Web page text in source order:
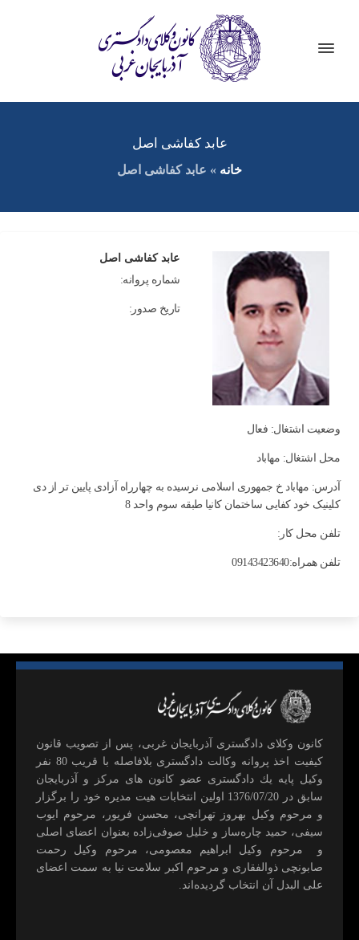
عابد کفاشی اصل
خانه » عابد کفاشی اصل
عابد کفاشی اصل
شماره پروانه:
تاریخ صدور:
وضعیت اشتغال: فعال
محل اشتغال: مهاباد
آدرس: مهاباد خ جمهوری اسلامی نرسیده به چهارراه آزادی پایین تر از دی
کلینیک خود کفایی ساختمان کانیا طبقه سوم واحد 8
تلفن محل کار:
تلفن همراه:09143423640
كانون وكلای دادگستری آذربايجان غربی، پس از تصويب قانون
كيفيت اخذ پروانه وكالت دادگستری بلافاصله با قريب 80 نفر
وكيل پايه يك دادگستری عضو كانون های مركز و آذربايجان
سابق در 1376/07/20 اولين انتخابات هيت مديره خود را برگزار
و مرحوم وکیل بهروز تهرانچی، محسن فريور، مرحوم ايوب
سيفی، حميد چاره‌ساز و خليل صوفی‌زاده بعنوان اعضای اصلی
و مرحوم وکیل ابراهيم معصومی، مرحوم وکیل رحمت
صابونچی ذوالفقاری و مرحوم اكبر سلامت نيا به سمت اعضای
علی البدل آن انتخاب گرديده‌اند.